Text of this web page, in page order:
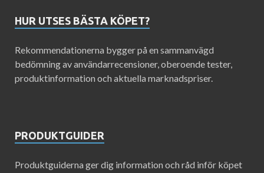
HUR UTSES BÄSTA KÖPET?
Rekommendationerna bygger på en sammanvägd
bedömning av användarrecensioner, oberoende tester,
produktinformation och aktuella marknadspriser.
PRODUKTGUIDER
Produktguiderna ger dig information och råd inför köpet